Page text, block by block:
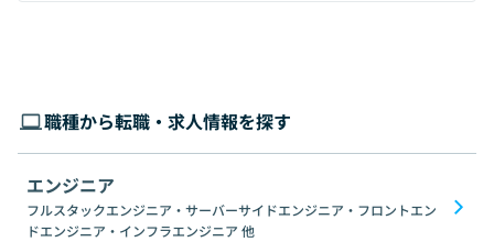
職種から転職・求人情報を探す
エンジニア
フルスタックエンジニア・サーバーサイドエンジニア・フロントエン
ドエンジニア・インフラエンジニア 他